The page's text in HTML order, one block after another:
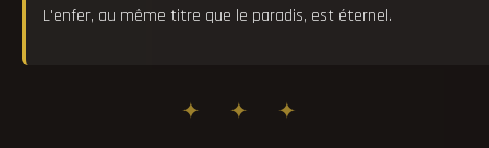
L'enfer, au même titre que le paradis, est éternel.
✦ ✦ ✦